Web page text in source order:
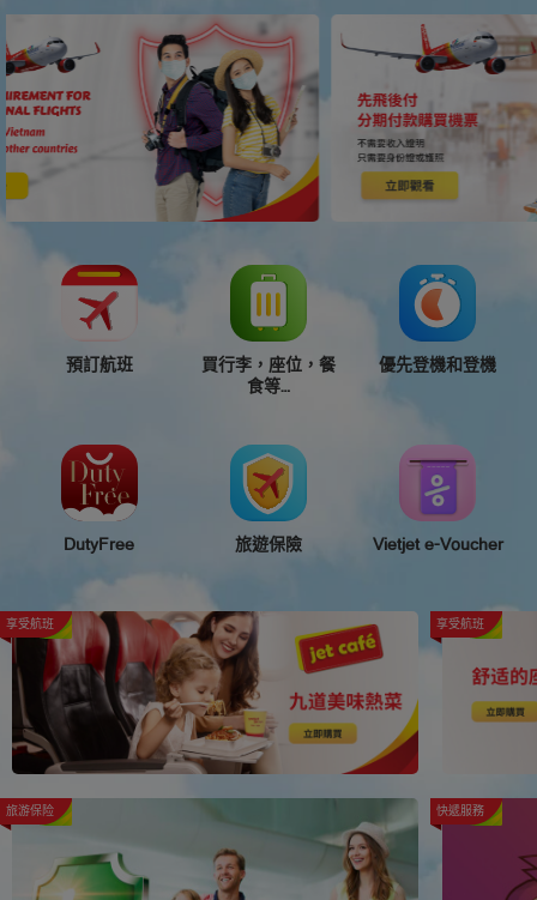
預訂航班
買行李，座位，餐
食等…
優先登機和登機
DutyFree 旅遊保險 Vietjet e-Voucher
享受航班 享受航班
旅游保险 快遞服務